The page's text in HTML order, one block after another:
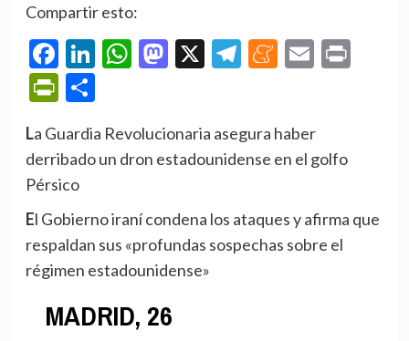
Compartir esto:
Facebook
LinkedIn
WhatsApp
Mastodon
X Telegram
Meneame
Email
PrintFriendly
Compartir
La Guardia Revolucionaria asegura haber
derribado un dron estadounidense en el golfo
Pérsico
El Gobierno iraní condena los ataques y afirma que
respaldan sus «profundas sospechas sobre el
régimen estadounidense»
MADRID, 26